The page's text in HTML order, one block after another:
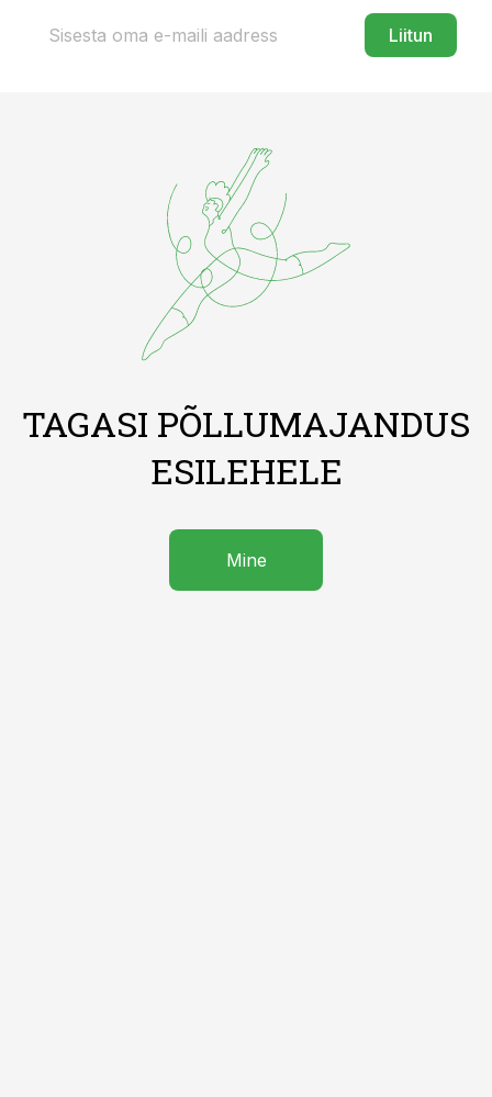
Liitun
TAGASI PÕLLUMAJANDUS
ESILEHELE
Mine